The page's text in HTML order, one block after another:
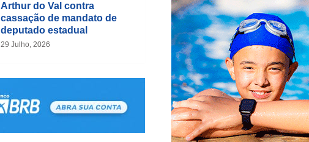
Arthur do Val contra
cassação de mandato de
deputado estadual
29 Julho, 2026